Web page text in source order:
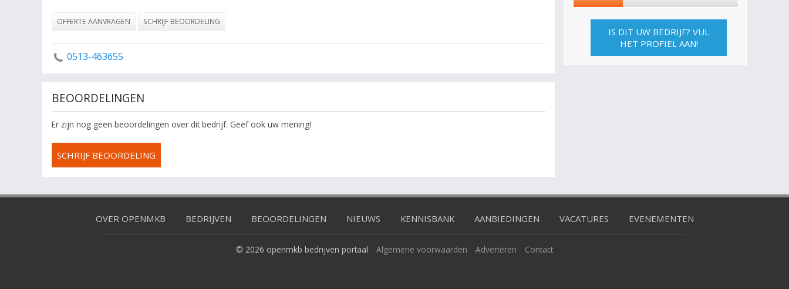
OFFERTE AANVRAGEN SCHRIJF BEOORDELING
0513-463655
BEOORDELINGEN
Er zijn nog geen beoordelingen over dit bedrijf. Geef ook uw mening!
SCHRIJF BEOORDELING
IS DIT UW BEDRIJF? VUL
HET PROFIEL AAN!
OVER OPENMKB BEDRIJVEN BEOORDELINGEN NIEUWS KENNISBANK AANBIEDINGEN VACATURES EVENEMENTEN
© 2026 openmkb bedrijven portaal Algemene voorwaarden Adverteren Contact